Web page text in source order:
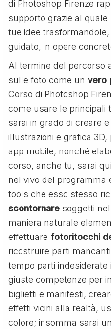
di Photoshop Firenze
supporto grazie al
tue idee
guidato, in opere
Al termine del percorso
sulle foto come unvero
Corso di Photoshop
come usare le principali
sarai in grado di creare e
illustrazioni e grafica
app mobile, nonché
corso, anche tu, sarai
nel vivo del programma
tools che esso stesso
scontornare soggetti
maniera naturale
effettuare fotoritocchi
ricostruire parti
tempo parti indesiderate
giuste competenze per
biglietti e manifesti,
effetti vicini alla realtà,
colore; insomma sarai